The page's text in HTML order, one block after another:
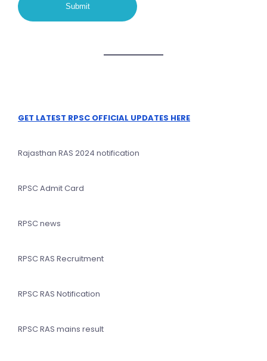
GET LATEST RPSC OFFICIAL UPDATES HERE
Rajasthan RAS 2024 notification
RPSC Admit Card
RPSC news
RPSC RAS Recruitment
RPSC RAS Notification
RPSC RAS mains result